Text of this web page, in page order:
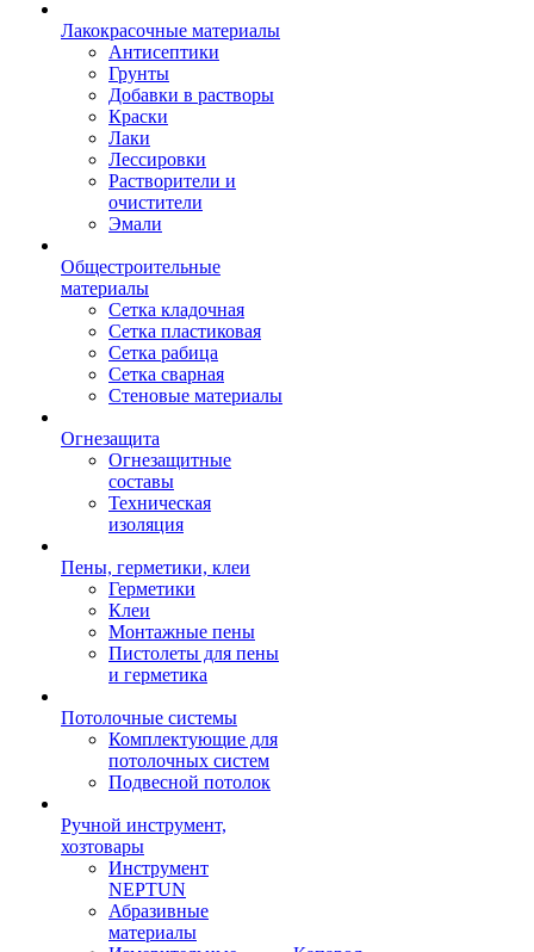
Лакокрасочные материалы
Антисептики
Грунты
Добавки в растворы
Краски
Лаки
Лессировки
Растворители и
очистители
Эмали
Общестроительные
материалы
Сетка кладочная
Сетка пластиковая
Сетка рабица
Сетка сварная
Стеновые материалы
Огнезащита
Огнезащитные
составы
Техническая
изоляция
Пены, герметики, клеи
Герметики
Клеи
Монтажные пены
Пистолеты для пены
и герметика
Потолочные системы
Комплектующие для
потолочных систем
Подвесной потолок
Ручной инструмент,
хозтовары
Инструмент
NEPTUN
Абразивные
материалы